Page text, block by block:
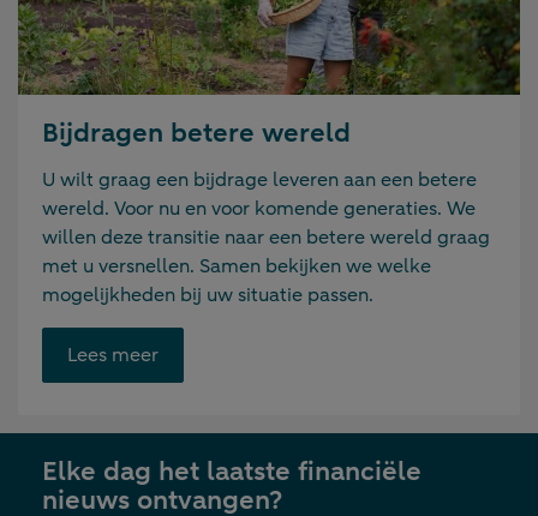
Bijdragen betere wereld
U wilt graag een bijdrage leveren aan een betere
wereld. Voor nu en voor komende generaties. We
willen deze transitie naar een betere wereld graag
met u versnellen. Samen bekijken we welke
mogelijkheden bij uw situatie passen.
Lees meerOpent
link
nieuwe
tab
Elke dag het laatste financiële
nieuws ontvangen?